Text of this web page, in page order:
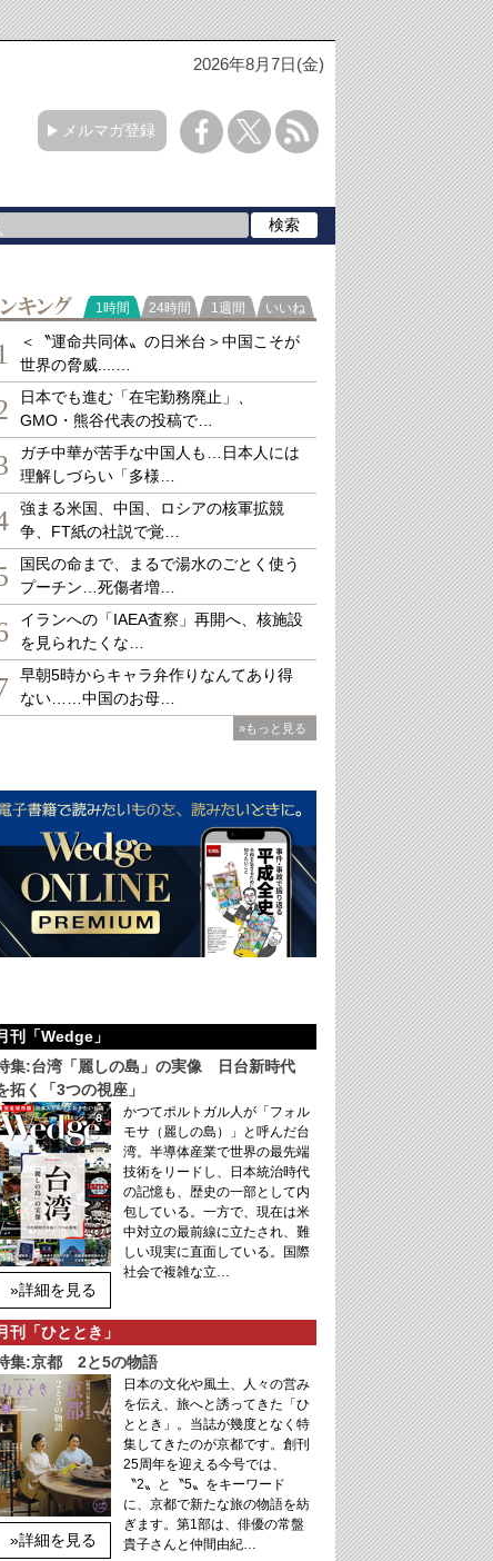
2026年8月7日(金)
メルマガ登録
ランキング
1時間 24時間 1週間 いいね
＜〝運命共同体〟の日米台＞中国こそが
世界の脅威....…
日本でも進む「在宅勤務廃止」、
GMO・熊谷代表の投稿で…
ガチ中華が苦手な中国人も…日本人には
理解しづらい「多様…
強まる米国、中国、ロシアの核軍拡競
争、FT紙の社説で覚…
国民の命まで、まるで湯水のごとく使う
プーチン…死傷者増…
イランへの「IAEA査察」再開へ、核施設
を見られたくな…
早朝5時からキャラ弁作りなんてあり得
ない……中国のお母…
»もっと見る
刊「Wedge」
集:台湾「麗しの島」の実像 日台新時代
拓く「3つの視座」
»詳細を見る
かつてポルトガル人が「フォル
モサ（麗しの島）」と呼んだ台
湾。半導体産業で世界の最先端
技術をリードし、日本統治時代
の記憶も、歴史の一部として内
包している。一方で、現在は米
中対立の最前線に立たされ、難
しい現実に直面している。国際
社会で複雑な立…
刊「ひととき」
集:京都 2と5の物語
»詳細を見る
日本の文化や風土、人々の営み
を伝え、旅へと誘ってきた「ひ
ととき」。当誌が幾度となく特
集してきたのが京都です。創刊
25周年を迎える今号では、
〝2〟と〝5〟をキーワード
に、京都で新たな旅の物語を紡
ぎます。第1部は、俳優の常盤
貴子さんと仲間由紀…